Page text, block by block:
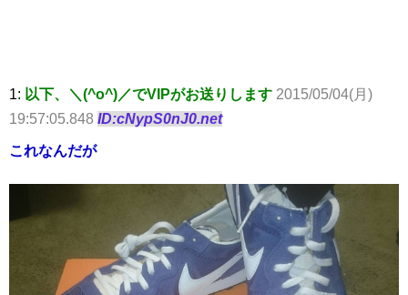
1: 以下、＼(^o^)／でVIPがお送りします 2015/05/04(月)
19:57:05.848 ID:cNypS0nJ0.net
これなんだが